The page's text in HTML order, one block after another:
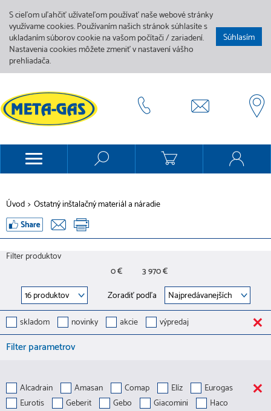
S cieľom uľahčiť užívateľom používať naše webové stránky
využívame cookies. Používaním našich stránok súhlasíte s
ukladaním súborov cookie na vašom počítači / zariadení.
Nastavenia cookies môžete zmeniť v nastavení vášho
prehliadača.
Súhlasím
Úvod > Ostatný inštalačný materiál a náradie
Filter produktov
0 €
3 970 €
Zoradiť podľa
skladom
novinky akcie výpredaj
Filter parametrov
Alcadrain Amasan Comap Elíz
Eurogas
Eurotis
Geberit Gebo Giacomini
Haco